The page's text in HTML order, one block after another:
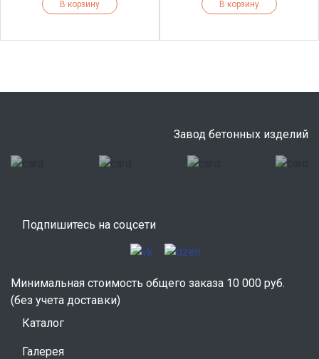
В корзину В корзину
Завод бетонных изделий
Подпишитесь на соцсети
Минимальная стоимость общего заказа 10 000 руб.
(без учета доставки)
Каталог
Галерея